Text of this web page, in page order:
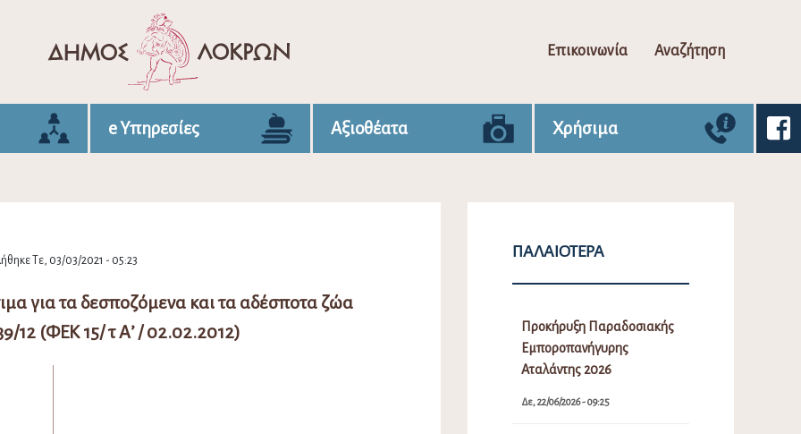
Επικοινωνία Αναζήτηση
e Υπηρεσίες Αξιοθέατα Χρήσιμα
Τε, 03/03/2021 - 05:23
για τα δεσποζόμενα και τα αδέσποτα ζώα
12 (ΦΕΚ 15/ τ Α’ / 02.02.2012)
ΠΑΛΑΙΌΤΕΡΑ
Προκήρυξη Παραδοσιακής
Εμποροπανήγυρης
Αταλάντης 2026
Δε, 22/06/2026 - 09:25